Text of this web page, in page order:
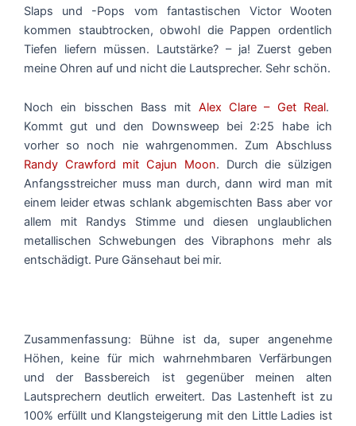
Slaps und -Pops vom fantastischen Victor Wooten
kommen staubtrocken, obwohl die Pappen ordentlich
Tiefen liefern müssen. Lautstärke? – ja! Zuerst geben
meine Ohren auf und nicht die Lautsprecher. Sehr schön.
Noch ein bisschen Bass mit Alex Clare – Get Real.
Kommt gut und den Downsweep bei 2:25 habe ich
vorher so noch nie wahrgenommen. Zum Abschluss
Randy Crawford mit Cajun Moon. Durch die sülzigen
Anfangsstreicher muss man durch, dann wird man mit
einem leider etwas schlank abgemischten Bass aber vor
allem mit Randys Stimme und diesen unglaublichen
metallischen Schwebungen des Vibraphons mehr als
entschädigt. Pure Gänsehaut bei mir.
Zusammenfassung: Bühne ist da, super angenehme
Höhen, keine für mich wahrnehmbaren Verfärbungen
und der Bassbereich ist gegenüber meinen alten
Lautsprechern deutlich erweitert. Das Lastenheft ist zu
100% erfüllt und Klangsteigerung mit den Little Ladies ist